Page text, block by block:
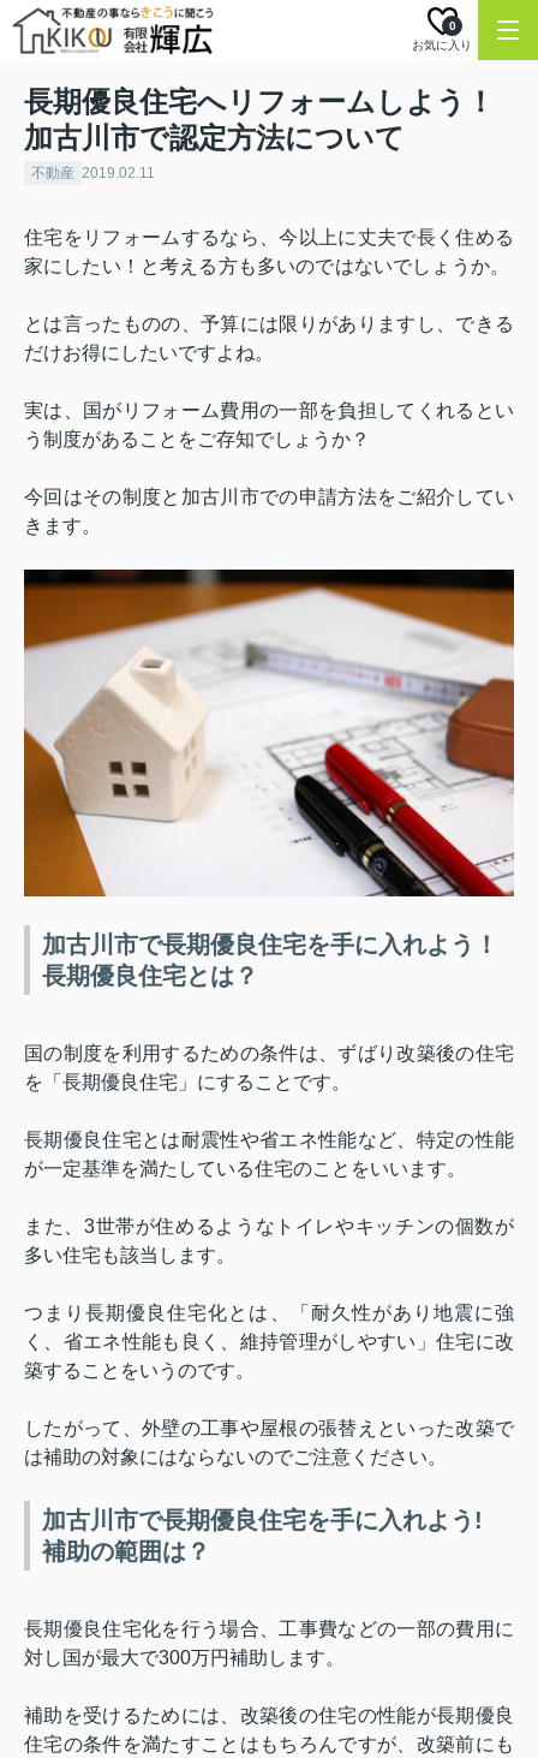
お気に入り
0
長期優良住宅へリフォームしよう！
加古川市で認定方法について
不動産 2019.02.11
住宅をリフォームするなら、今以上に丈夫で長く住める
家にしたい！と考える方も多いのではないでしょうか。
とは言ったものの、予算には限りがありますし、できる
だけお得にしたいですよね。
実は、国がリフォーム費用の一部を負担してくれるとい
う制度があることをご存知でしょうか？
今回はその制度と加古川市での申請方法をご紹介してい
きます。
加古川市で長期優良住宅を手に入れよう！
長期優良住宅とは？
国の制度を利用するための条件は、ずばり改築後の住宅
を「長期優良住宅」にすることです。
長期優良住宅とは耐震性や省エネ性能など、特定の性能
が一定基準を満たしている住宅のことをいいます。
また、 3世帯が住めるようなトイレやキッチンの個数が
多い住宅も該当します。
つまり長期優良住宅化とは、「耐久性があり地震に強
く、省エネ性能も良く、維持管理がしやすい」住宅に改
築することをいうのです。
したがって、外壁の工事や屋根の張替えといった改築で
は補助の対象にはならないのでご注意ください。
加古川市で長期優良住宅を手に入れよう!
補助の範囲は？
長期優良住宅化を行う場合、工事費などの一部の費用に
対し国が最大で300万円補助します。
補助を受けるためには、改築後の住宅の性能が長期優良
住宅の条件を満たすことはもちろんですが、改築前にも